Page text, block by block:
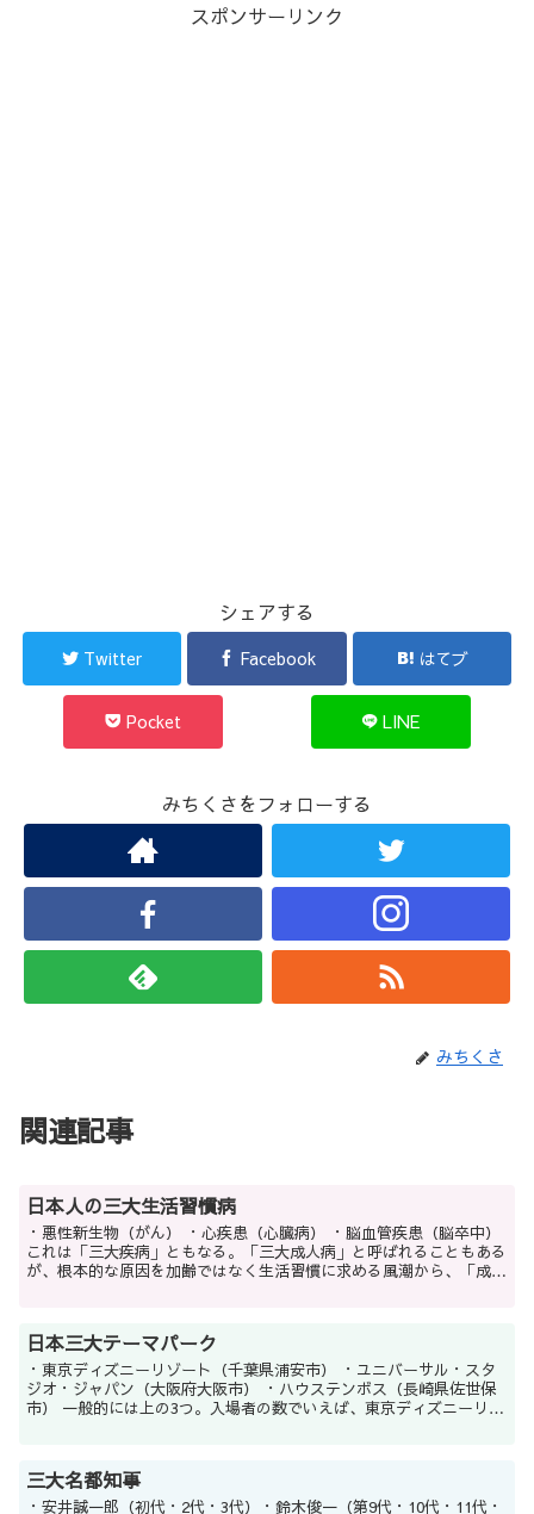
スポンサーリンク
シェアする
Twitter Facebook はてブ
Pocket LINE
みちくさをフォローする
みちくさ
関連記事
日本人の三大生活習慣病
・悪性新生物（がん） ・心疾患（心臓病） ・脳血管疾患（脳卒中）
これは「三大疾病」ともなる。「三大成人病」と呼ばれることもある
が、根本的な原因を加齢ではなく生活習慣に求める風潮から、「成人
日本三大テーマパーク
・東京ディズニーリゾート（千葉県浦安市） ・ユニバーサル・スタ
ジオ・ジャパン（大阪府大阪市） ・ハウステンボス（長崎県佐世保
市） 一般的には上の3つ。入場者の数でいえば、東京ディズニーリゾ
三大名都知事
・安井誠一郎（初代・2代・3代）・鈴木俊一（第9代・10代・11代・